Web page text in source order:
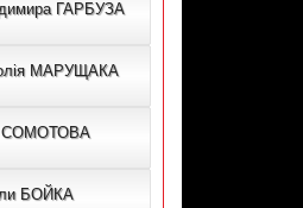
ГАРБУЗА
МАРУЩАКА
СОМОТОВА
БОЙКА